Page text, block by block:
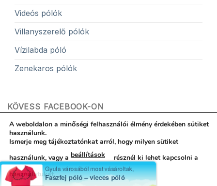
Videós pólók
Villanyszerelő pólók
Vízilabda póló
Zenekaros pólók
KÖVESS FACEBOOK-ON
Hibabejelentés ÁSZF Egyedi póló garancia
Kapcsolat
Rólunk
Adatvédelemi nyilatkozat
Minden jog fenntartva 2017-2024 © Egyedi póló - Póló
A weboldalon a minőségi felhasználói élmény érdekében sütiket
használunk.
Ismerje meg tájékoztatónkat arról, hogy milyen sütiket
használunk, vagy a beállítások
résznél ki lehet kapcsolni a
használatukat.